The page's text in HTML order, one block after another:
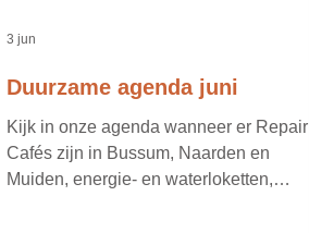
Duurzame agenda juni
Kijk in onze agenda wanneer er Repair
Cafés zijn in Bussum, Naarden en
Muiden, energie- en waterloketten,
3 jun